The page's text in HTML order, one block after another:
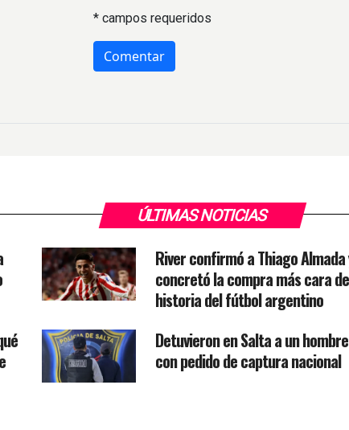
* campos requeridos
ÚLTIMAS NOTICIAS
River confirmó a Thiago Almada
concretó la compra más cara
historia del fútbol argentino
Detuvieron en Salta a un hombre
con pedido de captura nacional